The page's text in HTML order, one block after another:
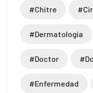
#chitre
#dermatologia
#doctor
#enfermedad